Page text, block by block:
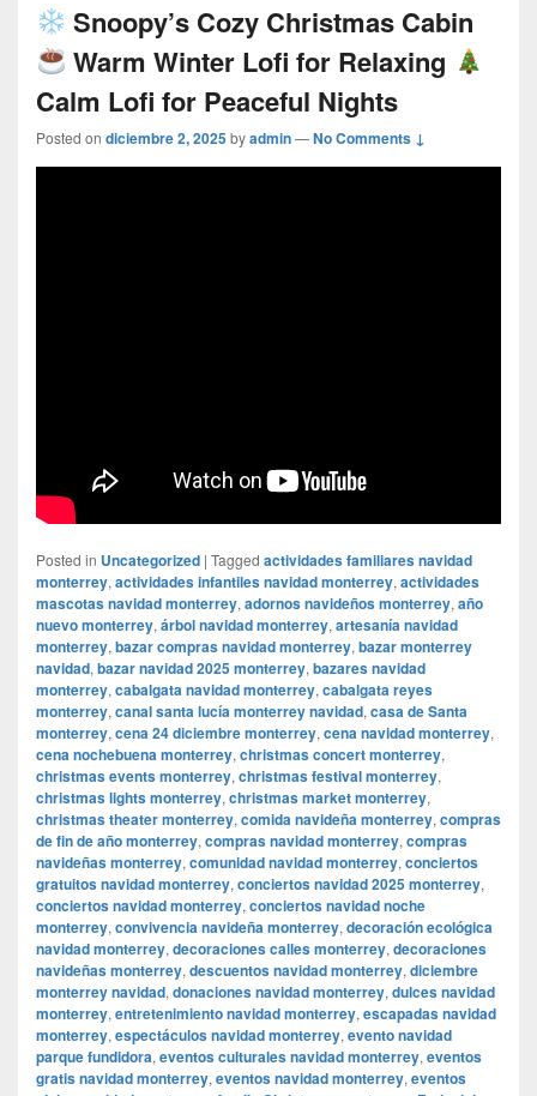
Snoopy’s Cozy Christmas Cabin
Warm Winter Lofi for Relaxing
Calm Lofi for Peaceful Nights
Posted on diciembre 2, 2025byadmin—No Comments ↓
Posted in Uncategorized | Tagged actividades familiares navidad
monterrey, actividades infantiles navidad monterrey, actividades
mascotas navidad monterrey, adornos navideños monterrey, año
nuevo monterrey, árbol navidad monterrey, artesanía navidad
monterrey, bazar compras navidad monterrey, bazar monterrey
navidad, bazar navidad 2025 monterrey, bazares navidad
monterrey, cabalgata navidad monterrey, cabalgata reyes
monterrey, canal santa lucía monterrey navidad, casa de Santa
monterrey, cena 24 diciembre monterrey, cena navidad monterrey,
cena nochebuena monterrey, christmas concert monterrey,
christmas events monterrey, christmas festival monterrey,
christmas lights monterrey, christmas market monterrey,
christmas theater monterrey, comida navideña monterrey, compras
de fin de año monterrey, compras navidad monterrey, compras
navideñas monterrey, comunidad navidad monterrey, conciertos
gratuitos navidad monterrey, conciertos navidad 2025 monterrey,
conciertos navidad monterrey, conciertos navidad noche
monterrey, convivencia navideña monterrey, decoración ecológica
navidad monterrey, decoraciones calles monterrey, decoraciones
navideñas monterrey, descuentos navidad monterrey, diciembre
monterrey navidad, donaciones navidad monterrey, dulces navidad
monterrey, entretenimiento navidad monterrey, escapadas navidad
monterrey, espectáculos navidad monterrey, evento navidad
parque fundidora, eventos culturales navidad monterrey, eventos
gratis navidad monterrey, eventos navidad monterrey, eventos